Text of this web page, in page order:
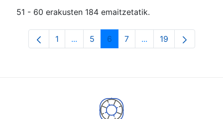
51 - 60 erakusten 184 emaitzetatik.
Orrialdea
1 ...Intermediate Pages Use TAB to
Orrialdea
5 Orrialdea
6 Orrialdea
7 ...Intermediate Pages
Orrialdea
19